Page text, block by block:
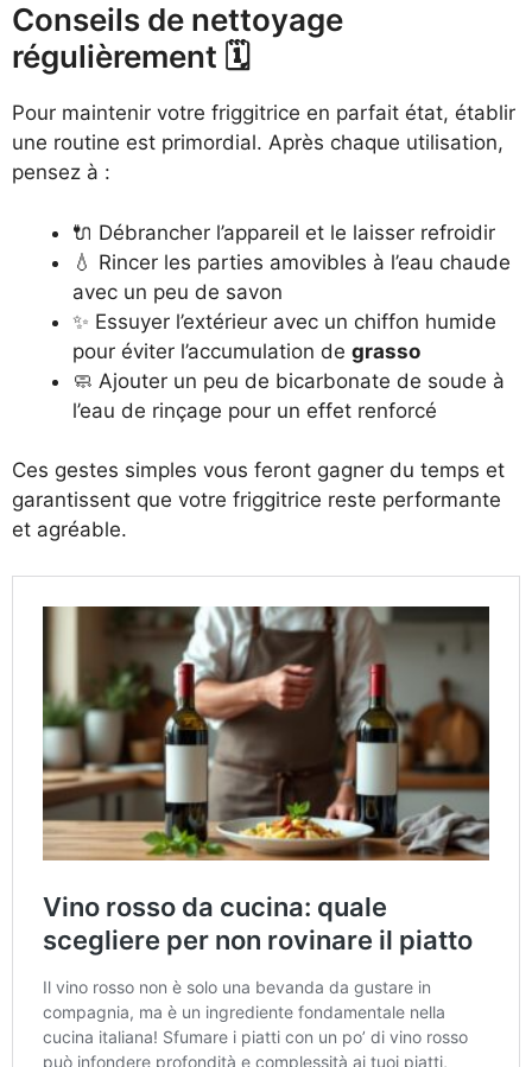
Conseils de nettoyage
régulièrement 🗓️
Pour maintenir votre friggitrice en parfait état, établir
une routine est primordial. Après chaque utilisation,
pensez à :
🔌 Débrancher l’appareil et le laisser refroidir
💧 Rincer les parties amovibles à l’eau chaude
avec un peu de savon
✨ Essuyer l’extérieur avec un chiffon humide
pour éviter l’accumulation de grasso
🧼 Ajouter un peu de bicarbonate de soude à
l’eau de rinçage pour un effet renforcé
Ces gestes simples vous feront gagner du temps et
garantissent que votre friggitrice reste performante
et agréable.